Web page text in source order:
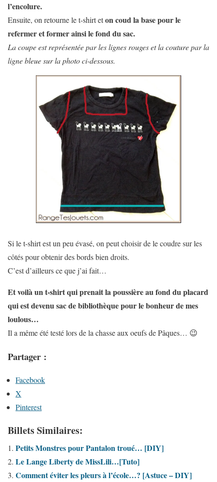
l’encolure.
Ensuite, on retourne le t-shirt eton coud la base pour le
refermer et former ainsi le fond du sac.
La coupe est représentée par les lignes rouges et la couture par la
ligne bleue sur la photo ci-dessous.
Si le t-shirt est un peu évasé, on peut choisir de le coudre sur les
côtés pour obtenir des bords bien droits.
C’est d’ailleurs ce que j’ai fait…
Et voilà un t-shirt qui prenait la poussière au fond du placard
qui est devenu sac de bibliothèque pour le bonheur de mes
loulous…
Il a même été testé lors de la chasse aux oeufs de Pâques… 😉
Partager :
Facebook
X
Pinterest
Billets Similaires:
Petits Monstres pour Pantalon troué… [DIY]
Le Lange Liberty de MissLili…[Tuto]
Comment éviter les pleurs à l’école…? [Astuce – DIY]